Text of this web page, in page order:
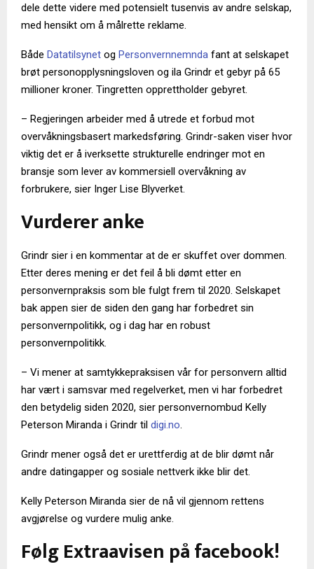
dele dette videre med potensielt tusenvis av andre selskap,
med hensikt om å målrette reklame.
Både Datatilsynet og Personvernnemnda fant at selskapet
brøt personopplysningsloven og ila Grindr et gebyr på 65
millioner kroner. Tingretten opprettholder gebyret.
– Regjeringen arbeider med å utrede et forbud mot
overvåkningsbasert markedsføring. Grindr-saken viser hvor
viktig det er å iverksette strukturelle endringer mot en
bransje som lever av kommersiell overvåkning av
forbrukere, sier Inger Lise Blyverket.
Vurderer anke
Grindr sier i en kommentar at de er skuffet over dommen.
Etter deres mening er det feil å bli dømt etter en
personvernpraksis som ble fulgt frem til 2020. Selskapet
bak appen sier de siden den gang har forbedret sin
personvernpolitikk, og i dag har en robust
personvernpolitikk.
– Vi mener at samtykkepraksisen vår for personvern alltid
har vært i samsvar med regelverket, men vi har forbedret
den betydelig siden 2020, sier personvernombud Kelly
Peterson Miranda i Grindr til digi.no.
Grindr mener også det er urettferdig at de blir dømt når
andre datingapper og sosiale nettverk ikke blir det.
Kelly Peterson Miranda sier de nå vil gjennom rettens
avgjørelse og vurdere mulig anke.
Følg Extraavisen på facebook!